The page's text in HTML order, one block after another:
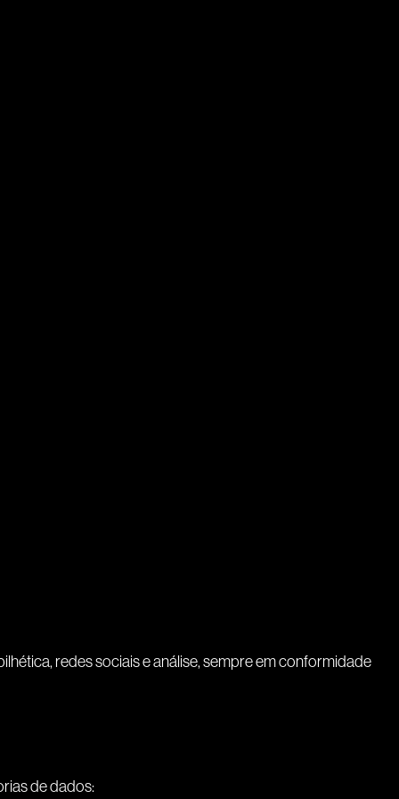
redes sociais e análise, sempre em conformidade
de dados: